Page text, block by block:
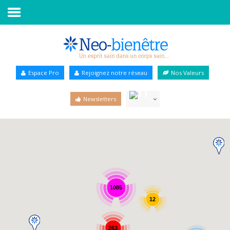
Annuaire Bien-être
Espace Pro Rejoignez notre réseau Nos Valeurs
Newsletters
1085
263
12